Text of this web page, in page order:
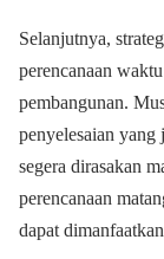
Selanjutnya,
perencanaan
pembangunan.
penyelesaian yang
segera dirasakan
perencanaan
dapat